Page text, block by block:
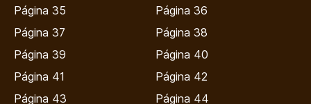
Página 35
Página 36
Página 37
Página 38
Página 39
Página 40
Página 41
Página 42
Página 43
Página 44